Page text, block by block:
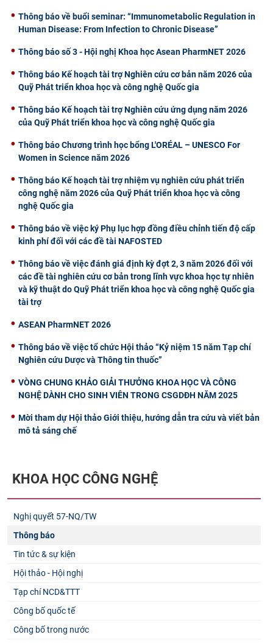
Thông báo về buổi seminar: “Immunometabolic Regulation in
Human Disease: From Infection to Chronic Disease”
Thông báo số 3 - Hội nghị Khoa học Asean PharmNET 2026
Thông báo Kế hoạch tài trợ Nghiên cứu cơ bản năm 2026 của
Quỹ Phát triển khoa học và công nghệ Quốc gia
Thông báo Kế hoạch tài trợ Nghiên cứu ứng dụng năm 2026
của Quỹ Phát triển khoa học và công nghệ Quốc gia
Thông báo Chương trình học bổng L'ORÉAL – UNESCO For
Women in Science năm 2026
Thông báo Kế hoạch tài trợ nhiệm vụ nghiên cứu phát triển
công nghệ năm 2026 của Quỹ Phát triển khoa học và công
nghệ Quốc gia
Thông báo về việc ký Phụ lục hợp đồng điều chỉnh tiến độ cấp
kinh phí đối với các đề tài NAFOSTED
Thông báo về việc đánh giá định kỳ đợt 2, 3 năm 2026 đối với
các đề tài nghiên cứu cơ bản trong lĩnh vực khoa học tự nhiên
và kỹ thuật do Quỹ Phát triển khoa học và công nghệ Quốc gia
tài trợ
ASEAN PharmNET 2026
Thông báo về việc tổ chức Hội thảo “Kỷ niệm 15 năm Tạp chí
Nghiên cứu Dược và Thông tin thuốc”
VÒNG CHUNG KHẢO GIẢI THƯỞNG KHOA HỌC VÀ CÔNG
NGHỆ DÀNH CHO SINH VIÊN TRONG CSGDĐH NĂM 2025
Mời tham dự Hội thảo Giới thiệu, hướng dẫn tra cứu và viết bản
mô tả sáng chế
KHOA HỌC CÔNG NGHỆ
Nghị quyết 57-NQ/TW
Thông báo
Tin tức & sự kiện
Hội thảo - Hội nghị
Tạp chí NCD&TTT
Công bố quốc tế
Công bố trong nước